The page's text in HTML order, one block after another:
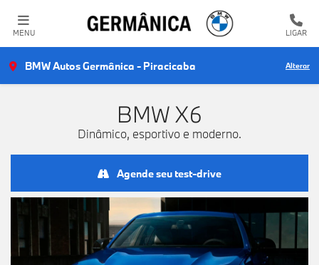
MENU LIGAR
BMW Autos Germânica - Piracicaba Alterar
BMW X6
Dinâmico, esportivo e moderno.
Agende seu test-drive